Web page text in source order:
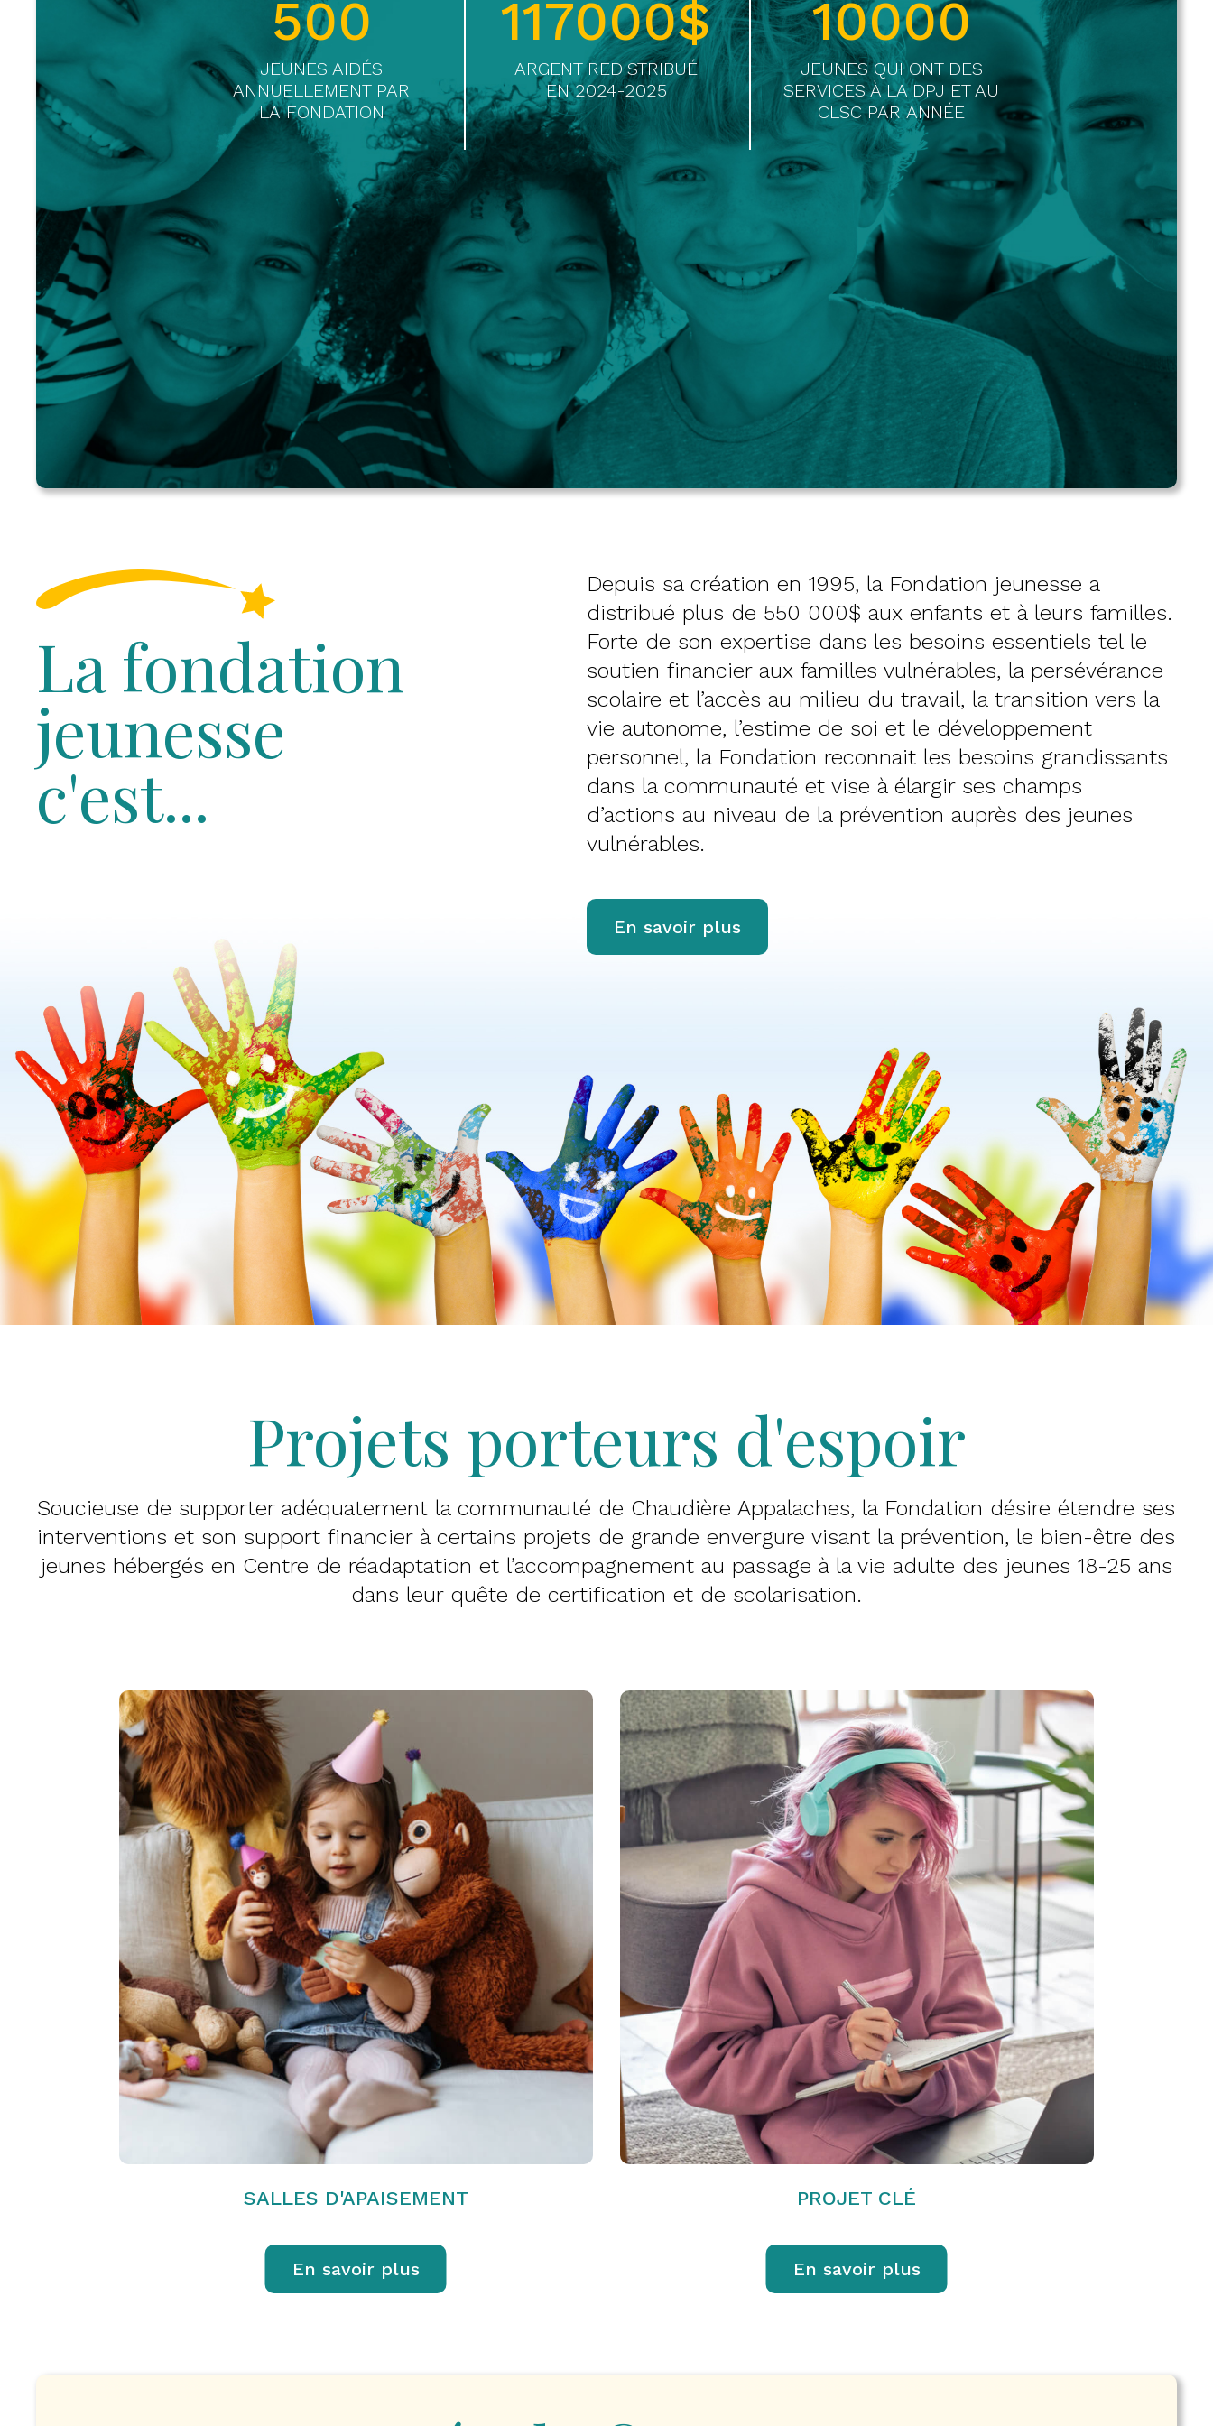
500
JEUNES AIDÉS
ANNUELLEMENT PAR
LA FONDATION
117000$
ARGENT REDISTRIBUÉ
EN 2024-2025
10000
JEUNES QUI ONT DES
SERVICES À LA DPJ ET AU
CLSC PAR ANNÉE
La fondation
jeunesse
c'est...
Depuis sa création en 1995, la Fondation jeunesse a
distribué plus de 550 000$ aux enfants et à leurs familles.
Forte de son expertise dans les besoins essentiels tel le
soutien financier aux familles vulnérables, la persévérance
scolaire et l’accès au milieu du travail, la transition vers la
vie autonome, l’estime de soi et le développement
personnel, la Fondation reconnait les besoins grandissants
dans la communauté et vise à élargir ses champs
d’actions au niveau de la prévention auprès des jeunes
vulnérables.
En savoir plus
Projets porteurs d'espoir
Soucieuse de supporter adéquatement la communauté de Chaudière Appalaches, la Fondation désire étendre ses
interventions et son support financier à certains projets de grande envergure visant la prévention, le bien-être des
jeunes hébergés en Centre de réadaptation et l’accompagnement au passage à la vie adulte des jeunes 18-25 ans
dans leur quête de certification et de scolarisation.
SALLES D'APAISEMENT
En savoir plus
PROJET CLÉ
En savoir plus